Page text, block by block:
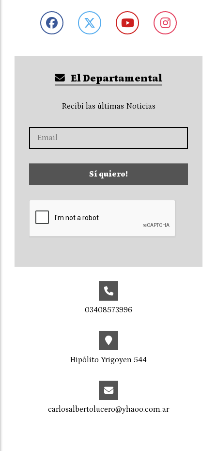
El Departamental
Recibí las últimas Noticias
Sí quiero!
03408573996
Hipólito Yrigoyen 544
carlosalbertolucero@yhaoo.com.ar